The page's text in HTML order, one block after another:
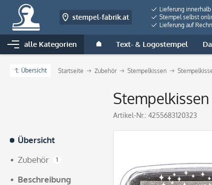
stempel-fabrik.at
Lieferung
Stempel selbst
Lieferung auf
alle Kategorien Text- & Logostempel
Übersicht Startseite Zubehör Stempelkissen
Artikel-Nr.: 4255683120323
Übersicht
Zubehör
1
Beschreibung